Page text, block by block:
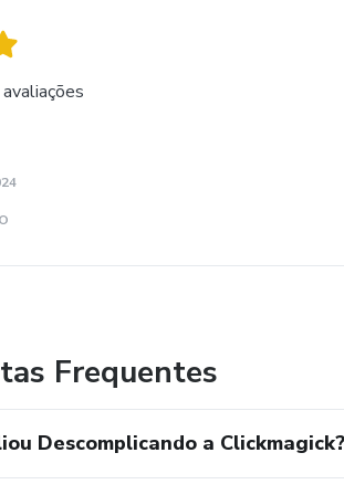
a ClickMagick juntos? Espero por você no
Frequentes
Descomplicando a Clickmagick?